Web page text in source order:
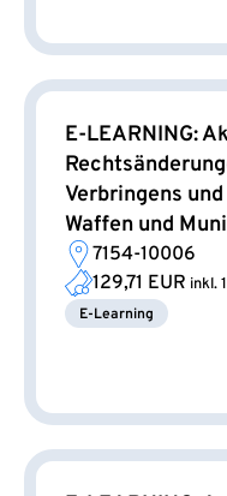
E-LEARNING:
Verbringens
Waffen und
7154-10006
129,71 EUR inkl.
E-Learning